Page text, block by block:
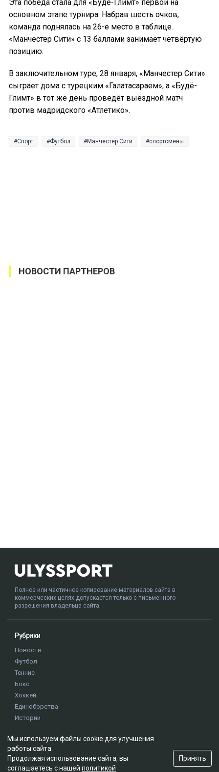
Эта победа стала для «Будё-Глимт» первой на
основном этапе турнира. Набрав шесть очков,
команда поднялась на 26-е место в таблице.
«Манчестер Сити» с 13 баллами занимает четвёртую
позицию.
В заключительном туре, 28 января, «Манчестер Сити»
сыграет дома с турецким «Галатасараем», а «Будё-
Глимт» в тот же день проведёт выездной матч
против мадридского «Атлетико».
Спорт Футбол Манчестер Сити спортсмены
НОВОСТИ ПАРТНЕРОВ
Полное или частичное копирование материалов сайта в
коммерческих целях допускается только с письменного
разрешения владельца сайта.
Рубрики
Новости
Футбол
Теннис
Бокс
Хоккей
Единоборства
Истории
Редакция
Мы используем файлы cookie для улучшения
работы сайта.
Продолжая использование сайта, вы
соглашаетесь с нашей политикой
Принять